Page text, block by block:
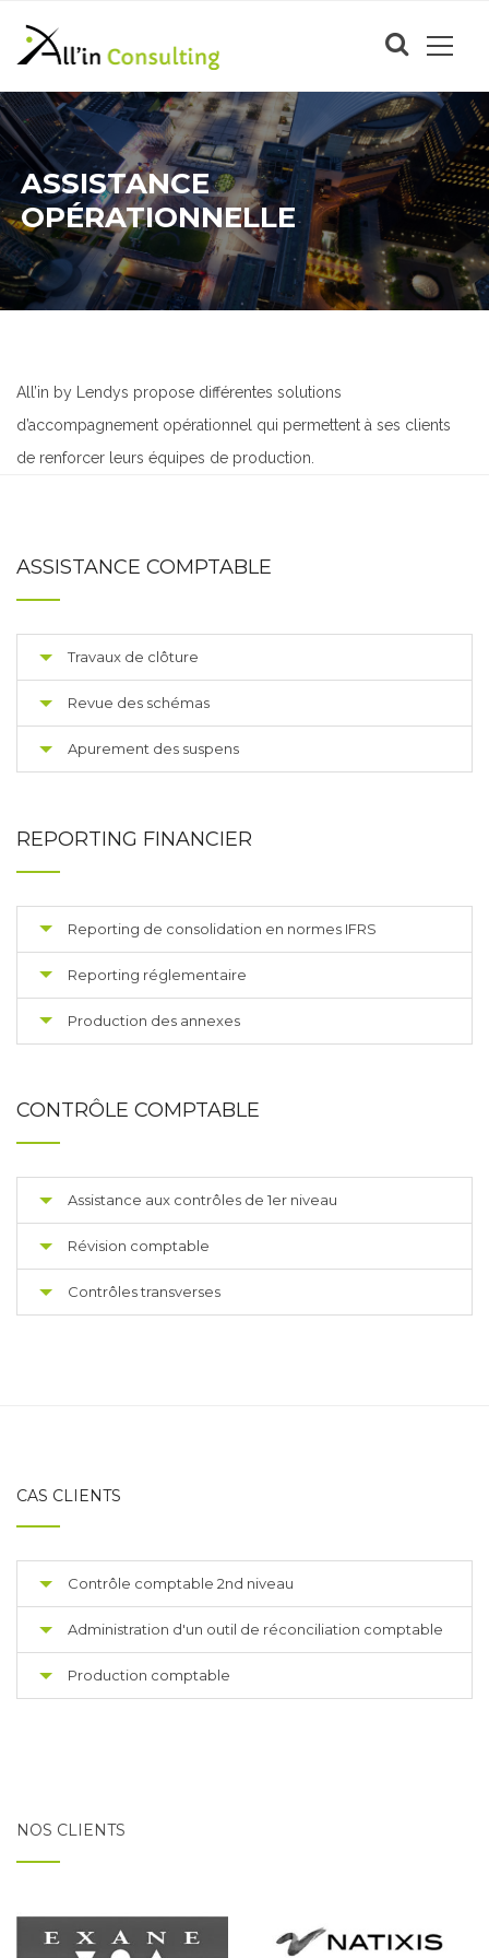
ASSISTANCE
OPÉRATIONNELLE
All’in by Lendys propose différentes solutions
d’accompagnement opérationnel qui permettent à ses clients
de renforcer leurs équipes de production.
ASSISTANCE COMPTABLE
Travaux de clôture
Revue des schémas
Apurement des suspens
REPORTING FINANCIER
Reporting de consolidation en normes IFRS
Reporting réglementaire
Production des annexes
CONTRÔLE COMPTABLE
Assistance aux contrôles de 1er niveau
Révision comptable
Contrôles transverses
CAS CLIENTS
Contrôle comptable 2nd niveau
Administration d'un outil de réconciliation comptable
Production comptable
NOS CLIENTS